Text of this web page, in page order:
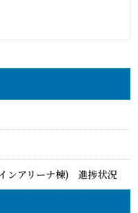
ンアリーナ棟) 進捗状況